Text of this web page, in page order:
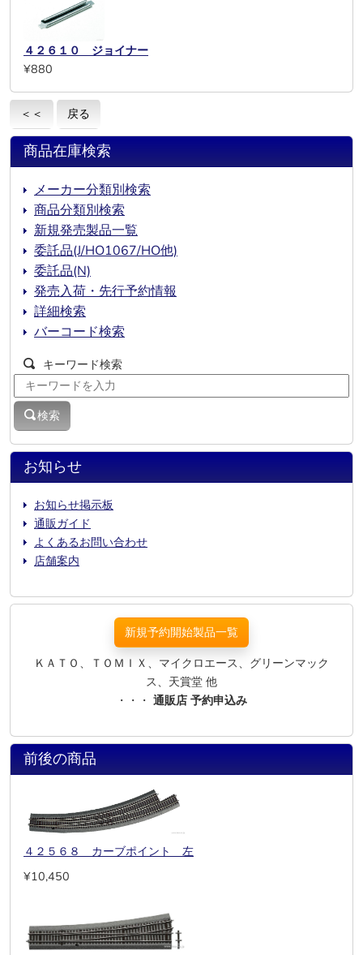
４２６１０ ジョイナー
¥880
＜＜ 戻る
お知らせ
お知らせ掲示板
通販ガイド
よくあるお問い合わせ
店舗案内
商品在庫検索
メーカー分類別検索
商品分類別検索
新規発売製品一覧
委託品(J/HO1067/HO他)
委託品(N)
発売入荷・先行予約情報
詳細検索
バーコード検索
キーワード検索
検索
新規予約開始製品一覧
ＫＡＴＯ、ＴＯＭＩＸ、マイクロエース、グリーンマック
ス、天賞堂 他
・・・ 通販店 予約申込み
前後の商品
４２５６８ カーブポイント 左
¥10,450